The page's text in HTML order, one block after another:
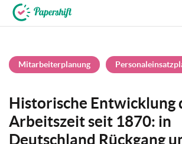
Mitarbeiterplanung
Historische Entwicklung
Arbeitszeit seit 1870: in
Deutschland Rückgang